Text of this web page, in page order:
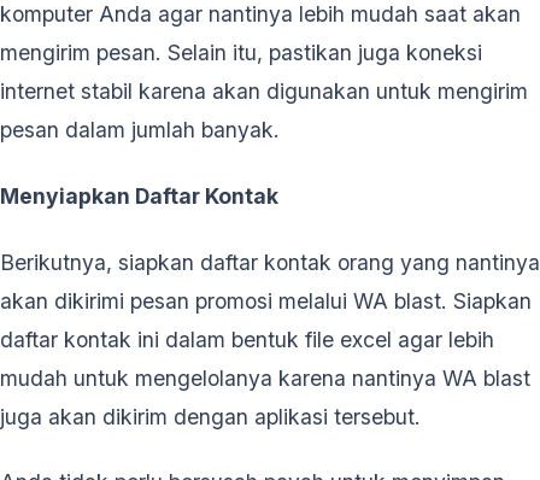
komputer Anda agar nantinya lebih mudah saat akan
mengirim pesan. Selain itu, pastikan juga koneksi
internet stabil karena akan digunakan untuk mengirim
pesan dalam jumlah banyak.
Menyiapkan Daftar Kontak
Berikutnya, siapkan daftar kontak orang yang nantinya
akan dikirimi pesan promosi melalui WA blast. Siapkan
daftar kontak ini dalam bentuk file excel agar lebih
mudah untuk mengelolanya karena nantinya WA blast
juga akan dikirim dengan aplikasi tersebut.